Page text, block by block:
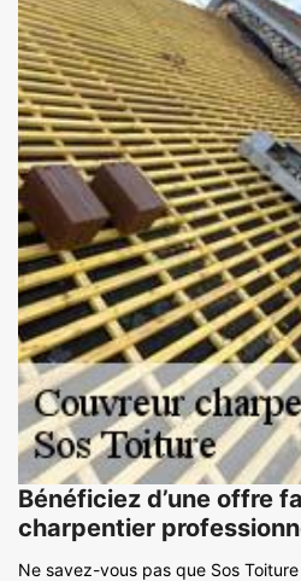
Bénéficiez d’une offre
charpentier
Ne savez-vous pas que Sos